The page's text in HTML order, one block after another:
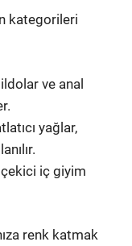
kategorileri
ve anal
yağlar,
çekici iç giyim
renk katmak